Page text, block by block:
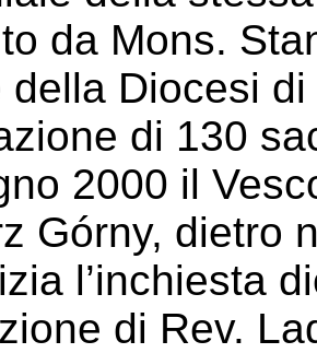
da Mons.
della Diocesi
di 130
2000 il
Górny, dietro
l’inchiesta
di Rev.